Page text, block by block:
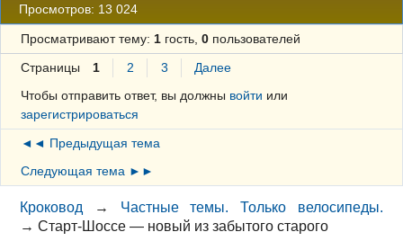
Просмотров: 13 024
Просматривают тему: 1гость, 0пользователей
Страницы 1 2 3
Далее
Чтобы отправить ответ, вы должны войти или
зарегистрироваться
◄◄ Предыдущая тема
Следующая тема ►►
Кроковод → Частные темы. Только велосипеды.
→Старт-Шоссе — новый из забытого старого